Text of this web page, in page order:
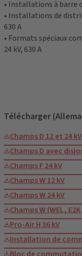
• Installations à barre
• Installations de
630 A
• Formats spéciaux
24 kV, 630 A
Télécharger
Champs D 12 et 24 kV
Champs D avec
Champs F 24 kV
Champs W 12 kV
Champs W 24 kV
Champs W (WEL,
Pro-Air H 36 kV
Installation de